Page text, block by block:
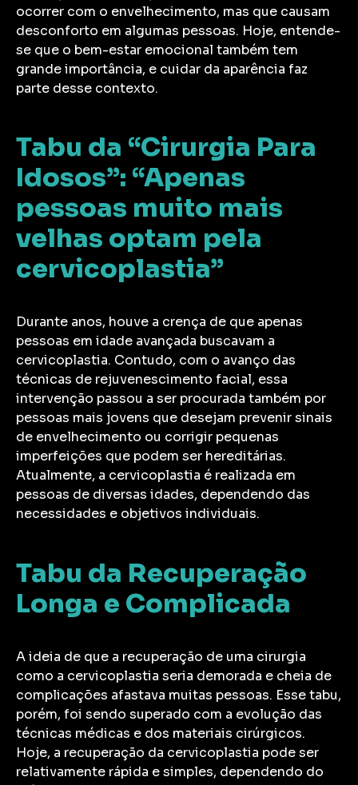
ocorrer com o envelhecimento, mas que causam
desconforto em algumas pessoas. Hoje, entende-
se que o bem-estar emocional também tem
grande importância, e cuidar da aparência faz
parte desse contexto.
Tabu da “Cirurgia Para
Idosos”: “Apenas
pessoas muito mais
velhas optam pela
cervicoplastia”
Durante anos, houve a crença de que apenas
pessoas em idade avançada buscavam a
cervicoplastia. Contudo, com o avanço das
técnicas de rejuvenescimento facial, essa
intervenção passou a ser procurada também por
pessoas mais jovens que desejam prevenir sinais
de envelhecimento ou corrigir pequenas
imperfeições que podem ser hereditárias.
Atualmente, a cervicoplastia é realizada em
pessoas de diversas idades, dependendo das
necessidades e objetivos individuais.
Tabu da Recuperação
Longa e Complicada
A ideia de que a recuperação de uma cirurgia
como a cervicoplastia seria demorada e cheia de
complicações afastava muitas pessoas. Esse tabu,
porém, foi sendo superado com a evolução das
técnicas médicas e dos materiais cirúrgicos.
Hoje, a recuperação da cervicoplastia pode ser
relativamente rápida e simples, dependendo do